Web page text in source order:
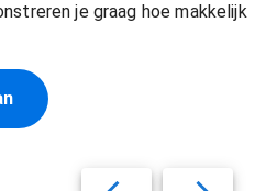
je graag hoe makkelijk